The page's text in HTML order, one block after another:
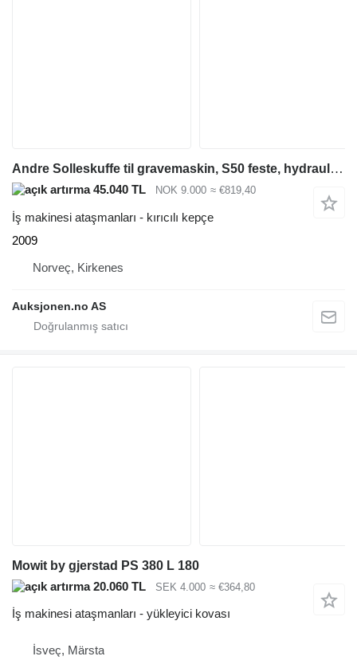
Andre Solleskuffe til gravemaskin, S50 feste, hydraulisk
45.040 TL NOK 9.000 ≈ €819,40
İş makinesi ataşmanları - kırıcılı kepçe
2009
Norveç, Kirkenes
Auksjonen.no AS
Mowit by gjerstad PS 380 L 180
20.060 TL
SEK 4.000 ≈ €364,80
İş makinesi ataşmanları - yükleyici kovası
İsveç, Märsta